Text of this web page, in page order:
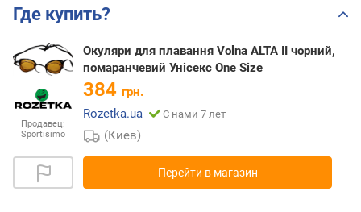
Где купить?
Продавец:
Sportisimo
Окуляри для плавання Volna ALTA II чорний,
помаранчевий Унісекс One Size
384 грн.
Rozetka.ua
С нами 7 лет
(Киев)
Перейти в магазин